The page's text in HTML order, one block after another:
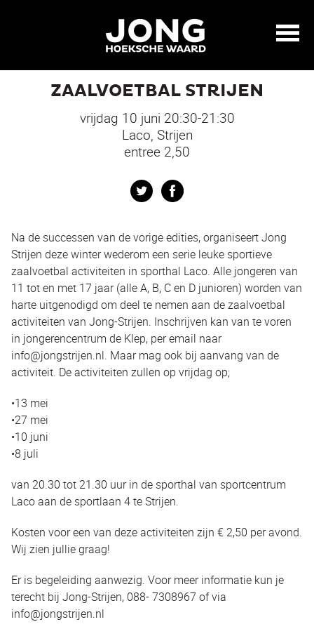
ZAALVOETBAL STRIJEN
vrijdag 10 juni 20:30-21:30
Laco, Strijen
entree 2,50
Twitter
Na de successen van de vorige edities, organiseert Jong
Strijen deze winter wederom een serie leuke sportieve
zaalvoetbal activiteiten in sporthal Laco. Alle jongeren van
11 tot en met 17 jaar (alle A, B, C en D junioren) worden van
harte uitgenodigd om deel te nemen aan de zaalvoetbal
activiteiten van Jong-Strijen. Inschrijven kan van te voren
in jongerencentrum de Klep, per email naar
info@jongstrijen.nl. Maar mag ook bij aanvang van de
activiteit. De activiteiten zullen op vrijdag op;
•13 mei
•27 mei
•10 juni
•8 juli
van 20.30 tot 21.30 uur in de sporthal van sportcentrum
Laco aan de sportlaan 4 te Strijen.
Kosten voor een van deze activiteiten zijn € 2,50 per avond.
Wij zien jullie graag!
Er is begeleiding aanwezig. Voor meer informatie kun je
terecht bij Jong-Strijen, 088- 7308967 of via
info@jongstrijen.nl